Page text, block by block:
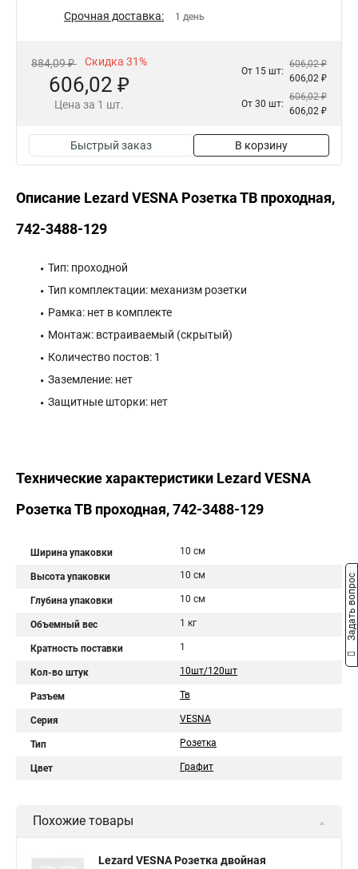
Срочная доставка: 1 день
884,09 ₽ Скидка 31%
606,02 ₽
Цена за 1 шт.
От 15 шт:
606,02 ₽
606,02 ₽
От 30 шт:
606,02 ₽
606,02 ₽
Быстрый заказ В корзину
Описание Lezard VESNA Розетка ТВ проходная,
742-3488-129
Тип: проходной
Тип комплектации: механизм розетки
Рамка: нет в комплекте
Монтаж: встраиваемый (скрытый)
Количество постов: 1
Заземление: нет
Защитные шторки: нет
Технические характеристики Lezard VESNA
Розетка ТВ проходная, 742-3488-129
Ширина упаковки 10 см
Высота упаковки 10 см
Глубина упаковки 10 см
Объемный вес 1 кг
Кратность поставки 1
Кол-во штук 10шт/120шт
Разъем Тв
Серия VESNA
Тип Розетка
Цвет Графит
Похожие товары
Lezard VESNA Розетка двойная
Задать вопрос